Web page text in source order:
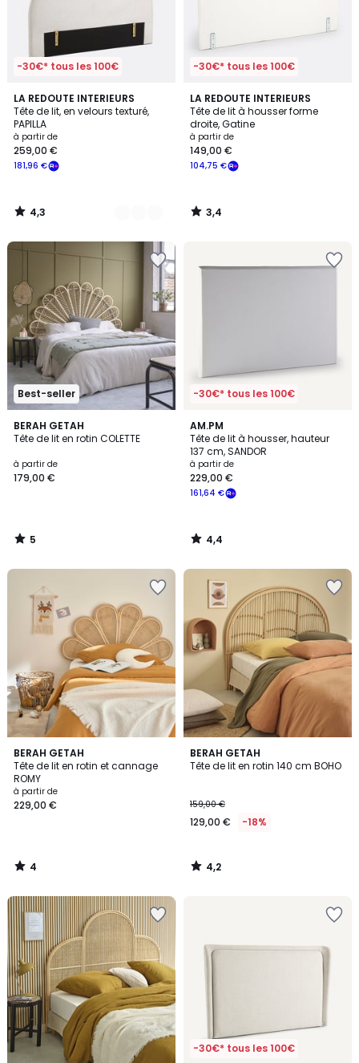
-30€* tous les 100€
LA REDOUTE INTERIEURS
Tête de lit, en velours texturé,
PAPILLA
à partir de
181,96 €
259,00 €
4,3
/ 5
2
Couleurs
4,3
/
-30€* tous les 100€
LA REDOUTE INTERIEURS
Tête de lit à housser forme
droite, Gatine
à partir de
104,75 €
149,00 €
3,4
/ 5
3,4
/
Best-seller
BERAH GETAH
Tête de lit en rotin COLETTE
à partir de
179,00 €
5
/
5
/
-30€* tous les 100€
AM.PM
Tête de lit à housser, hauteur
137 cm, SANDOR
à partir de
161,64 €
229,00 €
4,4
/ 5
4,4
/
BERAH GETAH
Tête de lit en rotin et cannage
ROMY
à partir de
229,00 €
4
/
5
4
/
BERAH GETAH
Tête de lit en rotin 140 cm BOHO
159,00 €
129,00 € -18%
4,2
/ 5
4,2
/
-30€* tous les 100€